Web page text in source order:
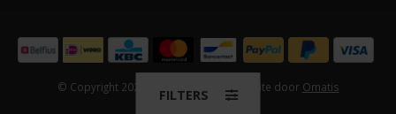
© Copyright 2026 - Factory 4 Men. Website door Omatis
FILTERS